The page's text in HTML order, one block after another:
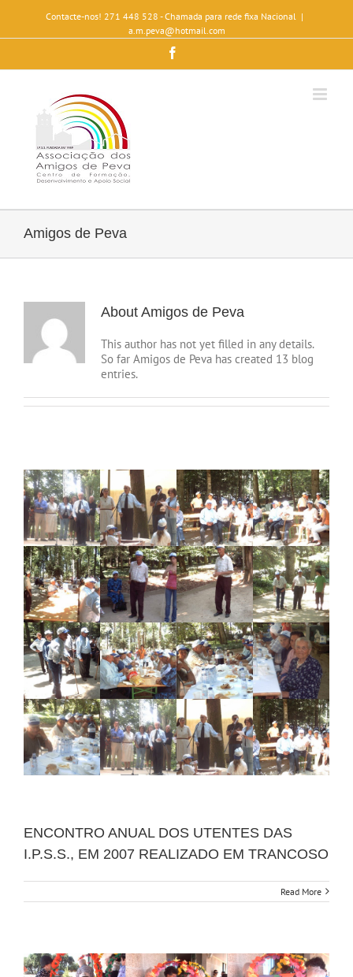
Contacte-nos! 271 448 528 - Chamada para rede fixa Nacional |
a.m.peva@hotmail.com
Amigos de Peva
About Amigos de Peva
This author has not yet filled in any details.
So far Amigos de Peva has created 13 blog
entries.
ENCONTRO ANUAL DOS UTENTES DAS
I.P.S.S., EM 2007 REALIZADO EM TRANCOSO
Read More